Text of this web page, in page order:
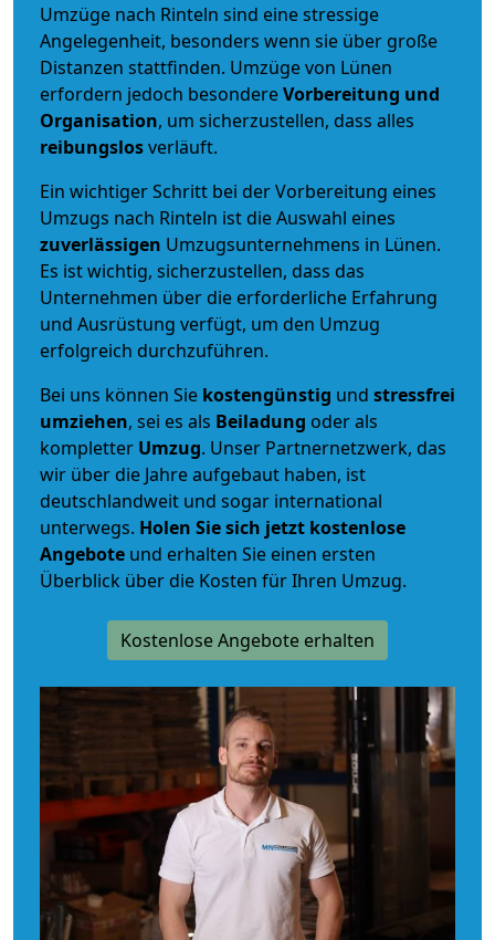
Umzüge nach Rinteln sind eine stressige
Angelegenheit, besonders wenn sie über große
Distanzen stattfinden. Umzüge von Lünen
erfordern jedoch besondereVorbereitung und
Organisation, um sicherzustellen, dass alles
reibungslosverläuft.
Ein wichtiger Schritt bei der Vorbereitung eines
Umzugs nach Rinteln ist die Auswahl eines
zuverlässigen Umzugsunternehmens in Lünen.
Es ist wichtig, sicherzustellen, dass das
Unternehmen über die erforderliche Erfahrung
und Ausrüstung verfügt, um den Umzug
erfolgreich durchzuführen.
Bei uns können Sie kostengünstig und stressfrei
umziehen, sei es als Beiladung oder als
kompletter Umzug. Unser Partnernetzwerk, das
wir über die Jahre aufgebaut haben, ist
deutschlandweit und sogar international
unterwegs. Holen Sie sich jetzt kostenlose
Angebote und erhalten Sie einen ersten
Überblick über die Kosten für Ihren Umzug.
Kostenlose Angebote erhalten